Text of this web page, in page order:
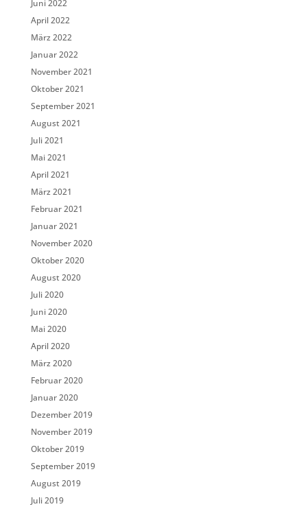
Juni 2022
April 2022
März 2022
Januar 2022
November 2021
Oktober 2021
September 2021
August 2021
Juli 2021
Mai 2021
April 2021
März 2021
Februar 2021
Januar 2021
November 2020
Oktober 2020
August 2020
Juli 2020
Juni 2020
Mai 2020
April 2020
März 2020
Februar 2020
Januar 2020
Dezember 2019
November 2019
Oktober 2019
September 2019
August 2019
Juli 2019